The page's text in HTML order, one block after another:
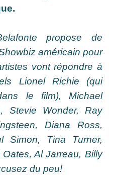
propose de
américain pour
vont répondre à
Lionel Richie (qui
le film), Michael
Stevie Wonder, Ray
Diana Ross,
Tina Turner,
Al Jarreau, Billy
du peu!